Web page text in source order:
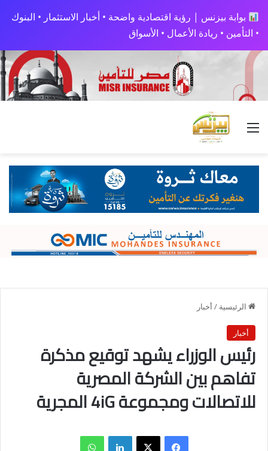
بوابة بيزنس | رؤية اقتصادية واضحة • أخبار الاستثمار • البنوك
• التأمين • ريادة الأعمال • الأسواق
القائمة
الرئيسية / أخبار
أخبار
رئيس الوزراء يشهد توقيع مذكرة
تفاهم بين الشركة المصرية
للاتصالات ومجموعة 4iG المجرية
فيسبوك X لينكدإن